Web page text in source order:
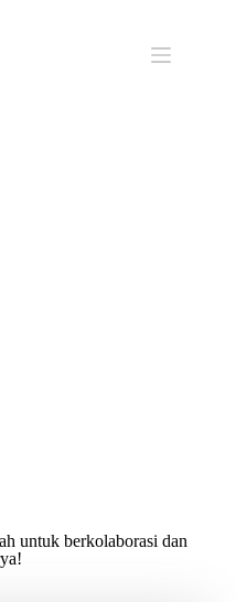
untuk berkolaborasi dan